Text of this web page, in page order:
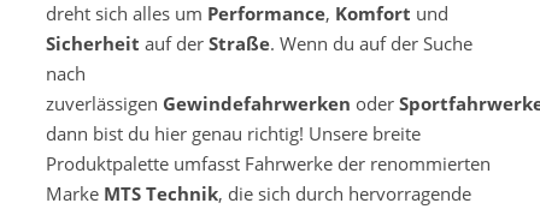
dreht sich alles um Performance, Komfort und
Sicherheit auf der Straße. Wenn du auf der Suche
nach
zuverlässigen Gewindefahrwerken oder
dann bist du hier genau richtig! Unsere breite
Produktpalette umfasst Fahrwerke der renommierten
Marke MTS Technik, die sich durch hervorragende